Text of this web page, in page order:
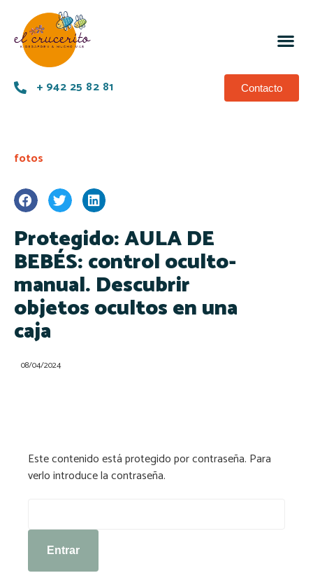
+ 942 25 82 81 Contacto
fotos
Protegido: AULA DE
BEBÉS: control oculto-
manual. Descubrir
objetos ocultos en una
caja
08/04/2024
Este contenido está protegido por contraseña. Para
verlo introduce la contraseña.